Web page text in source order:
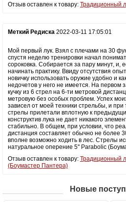
Отзыв оставлен к товару: Традиционный
Меткий Редиска 2022-03-11 17:05:01
Мой первый лук. Взял с плечами на 30
спустя неделю тренировки начал
сороковка. Собирается за пару минут, и,
начинать практику. Ввиду отсутствия
новичку использовать оружие удобно и
недочетов у него не имеется. На первом
кучку из 6 стрел на 6-ти метровой
метровую без особых проблем. Успех
зависел от моей техники стрельбы, и
стрелы прилетали вплотную к
конструктив лука не дает никакого
стабильно. В общем, при условии, что
дистанция составляет обычно не более
вполне возможно ходить в лес. Стрелы
натуральное оперение 5'' Parabolic
Отзыв оставлен к товару: Традиционный
(Боумастер Пантера)
Новые